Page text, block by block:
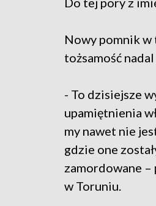
Nowy pomnik w
tożsamość
- To dzisiejsze
upamiętnienia
my nawet nie
gdzie one
zamordowane
w Toruniu.